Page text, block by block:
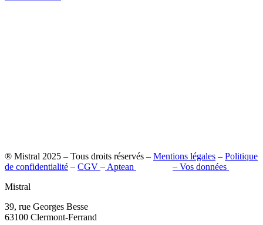
® Mistral 2025 – Tous droits réservés – Mentions légales – Politique
de confidentialité – CGV – Aptean – Vos données
Mistral
39, rue Georges Besse
63100 Clermont-Ferrand